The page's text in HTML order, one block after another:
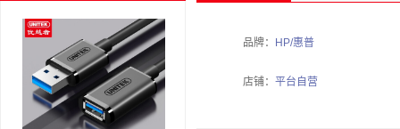
品牌： HP/惠普
店铺： 平台自营